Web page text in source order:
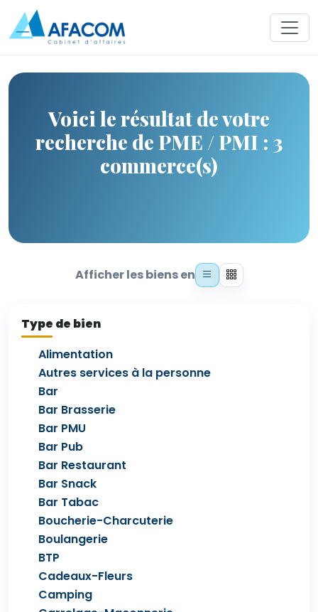
Voici le résultat de votre
recherche de PME / PMI : 3
commerce(s)
Afficher les biens en
Type de bien
Alimentation
Autres services à la personne
Bar
Bar Brasserie
Bar PMU
Bar Pub
Bar Restaurant
Bar Snack
Bar Tabac
Boucherie-Charcuterie
Boulangerie
BTP
Cadeaux-Fleurs
Camping